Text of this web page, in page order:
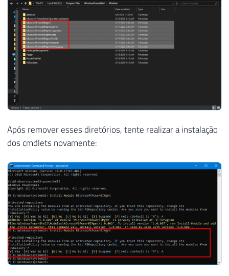
Após remover esses diretórios, tente realizar a instalação
dos cmdlets novamente: